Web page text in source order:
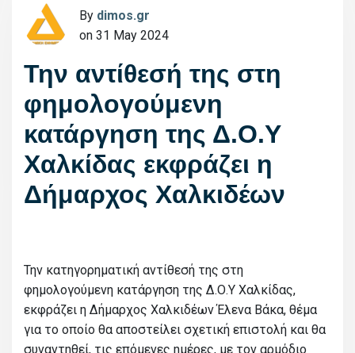
By dimos.gr
on 31 May 2024
Την αντίθεσή της στη
φημολογούμενη
κατάργηση της Δ.Ο.Υ
Χαλκίδας εκφράζει η
Δήμαρχος Χαλκιδέων
Την κατηγορηματική αντίθεσή της στη
φημολογούμενη κατάργηση της Δ.Ο.Υ Χαλκίδας,
εκφράζει η Δήμαρχος Χαλκιδέων Έλενα Βάκα, θέμα
για το οποίο θα αποστείλει σχετική επιστολή και θα
συναντηθεί, τις επόμενες ημέρες, με τον αρμόδιο